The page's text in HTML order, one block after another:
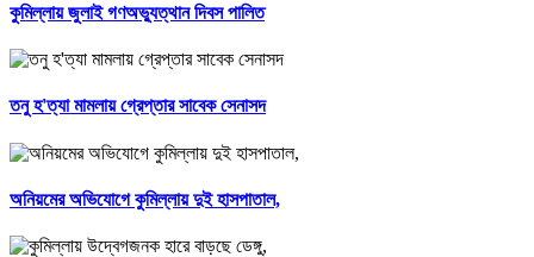
কুমিল্লায় জুলাই গণঅভ্যুত্থান দিবস পালিত
তনু হ'ত্যা মামলায় গ্রেপ্তার সাবেক সেনাসদ
অনিয়মের অভিযোগে কুমিল্লায় দুই হাসপাতাল,